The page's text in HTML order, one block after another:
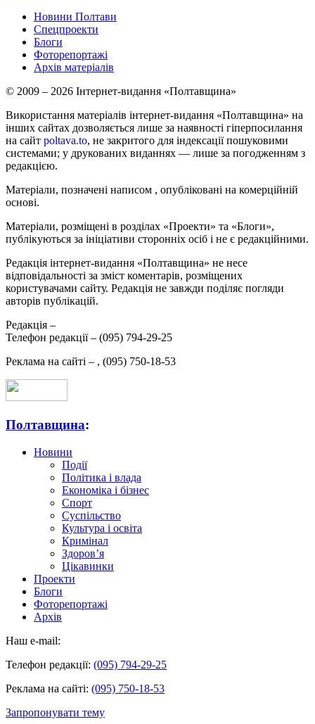
Новини Полтави
Спецпроекти
Блоги
Фоторепортажі
Архів матеріалів
© 2009 – 2026 Інтернет-видання «Полтавщина»
Використання матеріалів інтернет-видання «Полтавщина» на
інших сайтах дозволяється лише за наявності гіперпосилання
на сайт poltava.to, не закритого для індексації пошуковими
системами; у друкованих виданнях — лише за погодженням з
редакцією.
Матеріали, позначені написом , опубліковані на комерційній
основі.
Матеріали, розміщені в розділах «Проекти» та «Блоги»,
публікуються за ініціативи сторонніх осіб і не є редакційними.
Редакція інтернет-видання «Полтавщина» не несе
відповідальності за зміст коментарів, розміщених
користувачами сайту. Редакція не завжди поділяє погляди
авторів публікацій.
Редакція –
Телефон редакції – (095) 794-29-25
Реклама на сайті – , (095) 750-18-53
Полтавщина:
Новини
Події
Політика і влада
Економіка і бізнес
Спорт
Суспільство
Культура і освіта
Кримінал
Здоров’я
Цікавинки
Проекти
Блоги
Фоторепортажі
Архів
Наш e-mail:
Телефон редакції: (095) 794-29-25
Реклама на сайті: (095) 750-18-53
Запропонувати тему